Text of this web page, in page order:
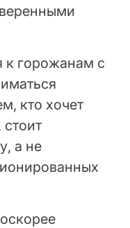
к горожанам с
кто хочет
а не